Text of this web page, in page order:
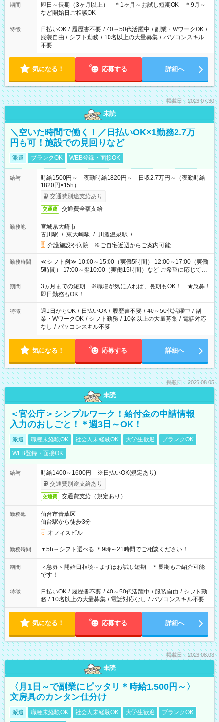
11：00-20：00（実働8ｈ/休憩1ｈ） 12：00-20：00（実働7ｈ/
休憩1ｈ） 12：00-21：00（実働8ｈ/休憩1ｈ） 13：00-22：
00（実働8ｈ/休憩1ｈ） ＊時間帯固定OK
期間
即日～長期（3ヶ月以上） ＊1ヶ月～お試し短期OK ＊9月～
など開始日ご相談OK
特徴 日払いOK / 履歴書不要 / 40～50代活躍中 / 副業・WワークOK /
服装自由 / シフト勤務 / 10名以上の大量募集 / パソコンスキル
不要
気になる！ 応募する 詳細へ
掲載日：2026.07.30
未読
＼空いた時間で働く！／日払いOK×1勤務2.7万
円も可！施設での見回りなど
派遣 ブランクOK WEB登録・面接OK
給与
時給1500円～ 夜勤時給1820円～ 日収2.7万円～（夜勤時給
1820円×15h）
交通費別途支給あり
交通費 交通費全額支給
勤務地
宮城県大崎市
古川駅 / 東大崎駅 / 川渡温泉駅 / …
介護施設や病院 ※ご自宅近辺からご案内可能
勤務時間
≪シフト例≫ 10:00～15:00（実働5時間） 12:00～17:00（実働
5時間） 17:00～翌10:00（実働15時間）など ご希望に応じて、
働く時間は調整できます！ お気軽に担当へ相談ください！
期間
3ヵ月までの短期 ※職場が気に入れば、長期もOK！ ★急募！
即日勤務もOK！
特徴 週1日からOK / 日払いOK / 履歴書不要 / 40～50代活躍中 / 副
業・WワークOK / シフト勤務 / 10名以上の大量募集 / 電話対応
なし / パソコンスキル不要
気になる！ 応募する 詳細へ
掲載日：2026.08.05
未読
＜官公庁＞シンプルワーク！給付金の申請情報
入力のおしごと！＊週3日～OK！
派遣 職種未経験OK 社会人未経験OK 大学生歓迎
ブランクOK
WEB登録・面接OK
給与
時給1400～1600円 ※日払いOK(規定あり)
交通費別途支給あり
交通費 交通費支給（規定あり）
勤務地
仙台市青葉区
仙台駅から徒歩3分
オフィスビル
勤務時間 ▼5h～シフト選べる ＊9時～21時間でご相談ください！
期間
＜急募＞開始日相談～まずはお試し短期 ＊長期もご紹介可能
です！
特徴 日払いOK / 履歴書不要 / 40～50代活躍中 / 服装自由 / シフト勤
務 / 10名以上の大量募集 / 電話対応なし / パソコンスキル不要
気になる！ 応募する 詳細へ
掲載日：2026.08.03
未読
〈月1日～で副業にピッタリ＊時給1,500円～〉
文房具のカンタン仕分け
派遣 職種未経験OK 社会人未経験OK 大学生歓迎
ブランクOK